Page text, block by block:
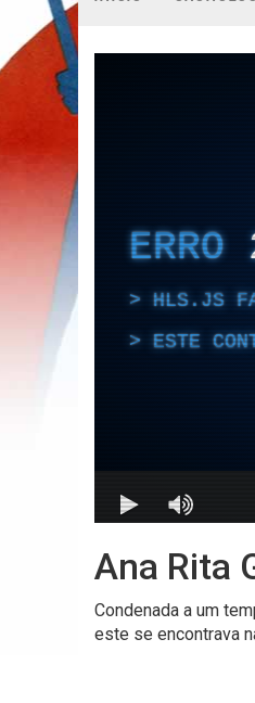
Ana Rita
Condenada a um
este se encontrava